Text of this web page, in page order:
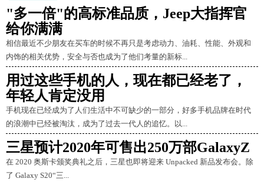
"多一倍"的高标准品质，Jeep大指挥官
给你满满
相信最近不少朋友在买车的时候不再只是考虑动力、油耗、性能、外观和
内饰的相关优势，安全与否也成为了他们考量的新标...
用过这些手机的人，现在都已经老了，
年轻人肯定没用
手机现在已经成为了人们生活中不可缺少的一部分，好多手机品牌在时代
的浪潮中已经被淘汰，成为了过去一代人的追忆。以...
三星预计2020年可售出250万部GalaxyZ
在 2020 奥斯卡颁奖典礼之后，三星也即将迎来 Unpacked 新品发布会。除
了 Galaxy S20“三...